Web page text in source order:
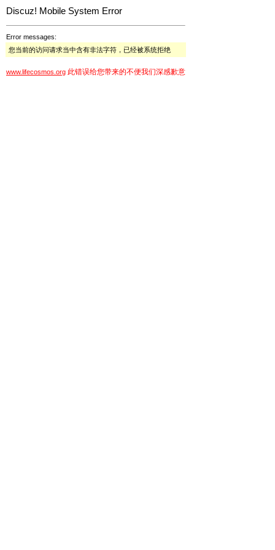
Discuz! Mobile System Error
Error messages:
您当前的访问请求当中含有非法字符，已经被系统拒绝
www.lifecosmos.org 此错误给您带来的不便我们深感歉意